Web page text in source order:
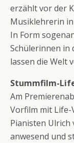
erzählt vor der
Musiklehrerin in
In Form
Schülerinnen in
lassen die Welt
Stummfilm-
Am
Vorfilm mit
Pianisten Ulrich
anwesend und